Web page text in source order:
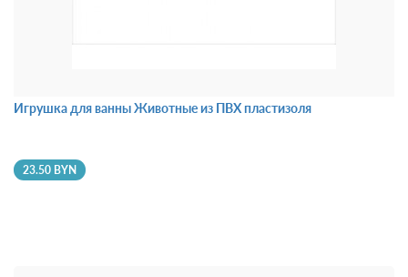
Игрушка для ванны Животные из ПВХ пластизоля
23.50 BYN